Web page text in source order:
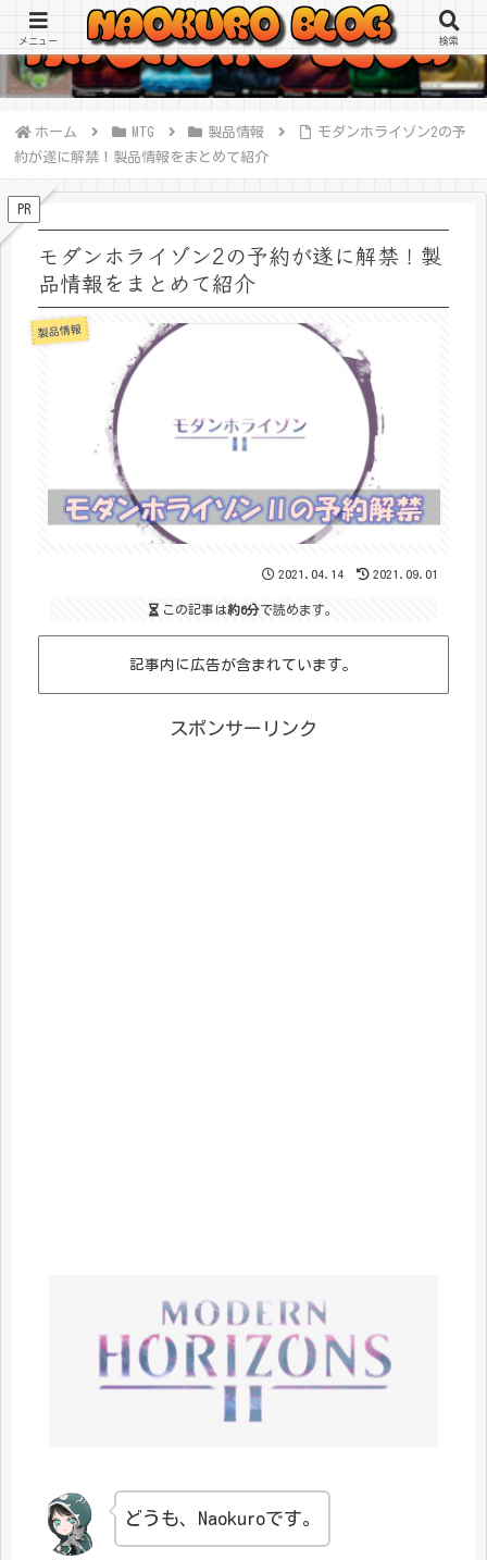
ホーム MTG 製品情報
モダンホライゾン2の予
約が遂に解禁！製品情報をまとめて紹介
PR
モダンホライゾン2の予約が遂に解禁！製
品情報をまとめて紹介
製品情報
2021.04.14 2021.09.01
この記事は約6分で読めます。
記事内に広告が含まれています。
スポンサーリンク
どうも、Naokuroです。
メニュー 検索